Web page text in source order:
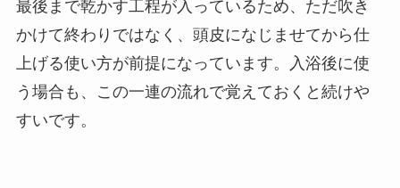
最後まで乾かす工程が入っているため、ただ吹き
かけて終わりではなく、頭皮になじませてから仕
上げる使い方が前提になっています。入浴後に使
う場合も、この一連の流れで覚えておくと続けや
すいです。